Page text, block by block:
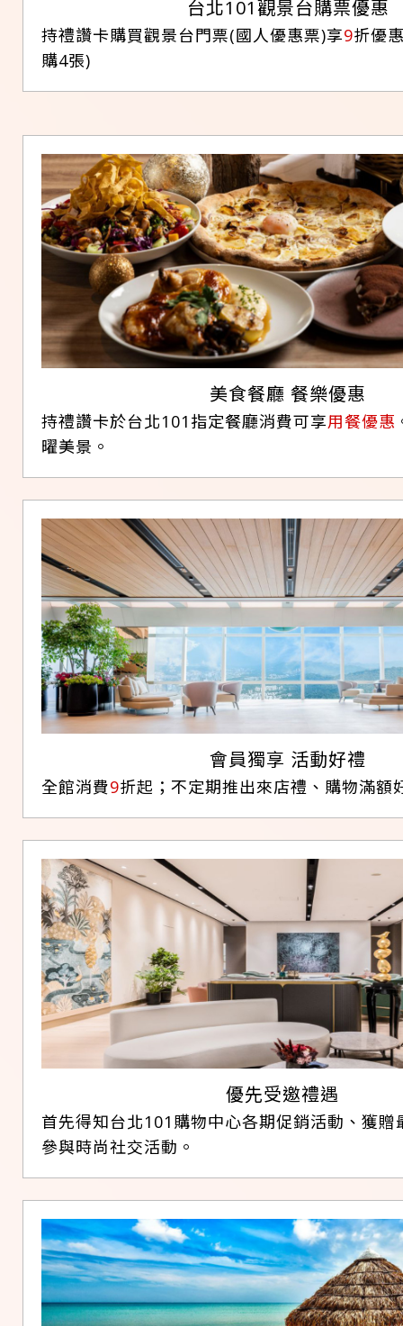
台北101觀景台購票優惠
持禮讚卡購買觀景台門票(國人優惠票)享9折優
購4張)
美食餐廳 餐樂優惠
持禮讚卡於台北101指定餐廳消費可享用餐優惠
曜美景。
會員獨享 活動好禮
全館消費9折起；不定期推出來店禮、購物滿額
優先受邀禮遇
首先得知台北101購物中心各期促銷活動、獲贈
參與時尚社交活動。